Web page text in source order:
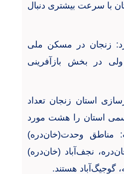
با سرعت بیشتری دنبال
زنجان در مسکن ملی
در بخش بازآفرینی
استان زنجان تعداد
استان را هشت مورد
مناطق وحدت(خان‌دره)
نجف‌آباد (خان‌دره)
گوجیگ‌آباد هستند.